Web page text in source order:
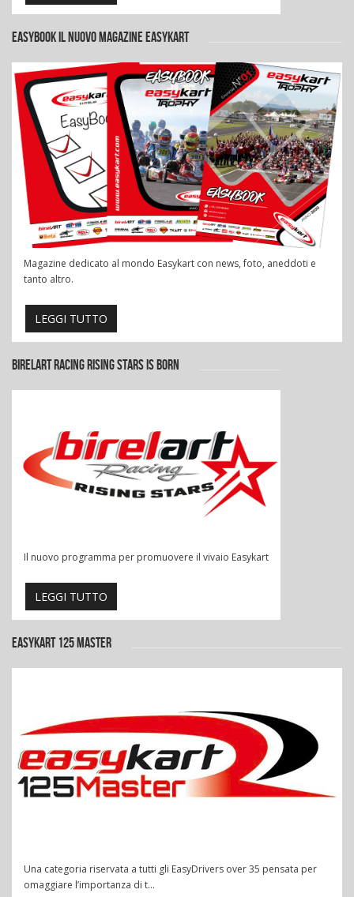
EASYBOOK IL NUOVO MAGAZINE EASYKART
Magazine dedicato al mondo Easykart con news, foto, aneddoti e
tanto altro.
LEGGI TUTTO
BIRELART RACING RISING STARS IS BORN
Il nuovo programma per promuovere il vivaio Easykart
LEGGI TUTTO
EASYKART 125 MASTER
Una categoria riservata a tutti gli EasyDrivers over 35 pensata per
omaggiare l’importanza di t...